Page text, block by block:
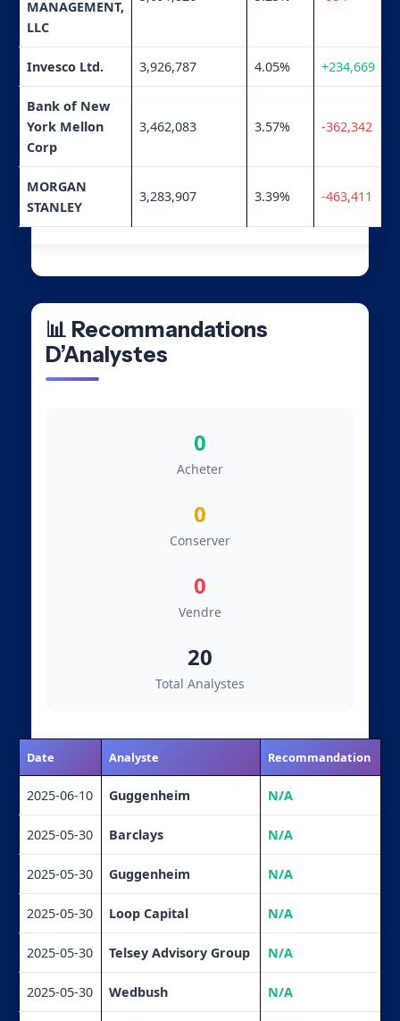
MANAGEMENT,
LLC
Invesco Ltd. 3,926,787 4.05% +234,669
Bank of New
York Mellon
Corp
3,462,083 3.57% -362,342
MORGAN
STANLEY
3,283,907 3.39% -463,411
📊 Recommandations
D’Analystes
0
Acheter
0
Conserver
0
Vendre
20
Total Analystes
Date Analyste Recommandation
2025-06-10 Guggenheim N/A
2025-05-30 Barclays N/A
2025-05-30 Guggenheim N/A
2025-05-30 Loop Capital N/A
2025-05-30 Telsey Advisory Group N/A
2025-05-30 Wedbush N/A